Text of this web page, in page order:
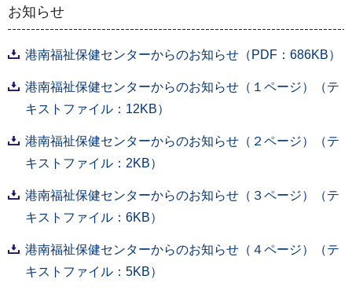
お知らせ
港南福祉保健センターからのお知らせ（PDF：686KB）
港南福祉保健センターからのお知らせ（１ページ）（テ
キストファイル：12KB）
港南福祉保健センターからのお知らせ（２ページ）（テ
キストファイル：2KB）
港南福祉保健センターからのお知らせ（３ページ）（テ
キストファイル：6KB）
港南福祉保健センターからのお知らせ（４ページ）（テ
キストファイル：5KB）